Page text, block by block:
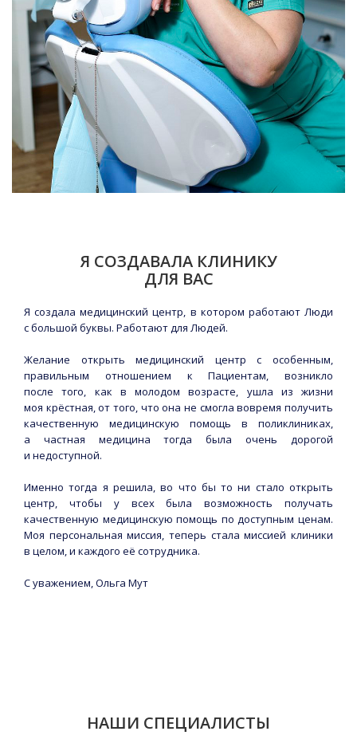
Я СОЗДАВАЛА КЛИНИКУ
ДЛЯ ВАС
Я создала медицинский центр, в котором работают Люди
с большой буквы. Работают для Людей.
Желание открыть медицинский центр с особенным,
правильным отношением к Пациентам, возникло
после того, как в молодом возрасте, ушла из жизни
моя крёстная, от того, что она не смогла вовремя получить
качественную медицинскую помощь в поликлиниках,
а частная медицина тогда была очень дорогой
и недоступной.
Именно тогда я решила, во что бы то ни стало открыть
центр, чтобы у всех была возможность получать
качественную медицинскую помощь по доступным ценам.
Моя персональная миссия, теперь стала миссией клиники
в целом, и каждого её сотрудника.
С уважением, Ольга Мут
НАШИ СПЕЦИАЛИСТЫ